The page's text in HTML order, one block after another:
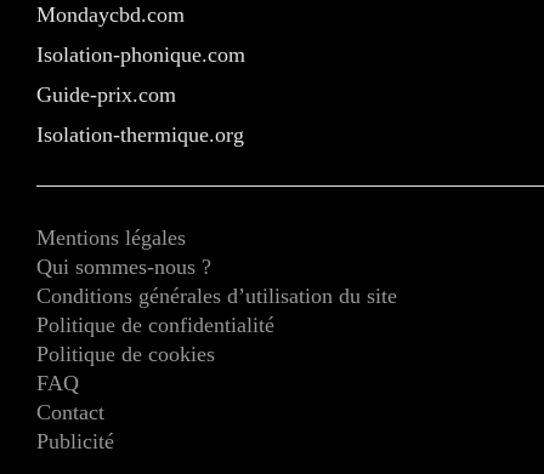
Mondaycbd.com
Isolation-phonique.com
Guide-prix.com
Isolation-thermique.org
Mentions légales
Qui sommes-nous ?
Conditions générales d’utilisation du site
Politique de confidentialité
Politique de cookies
FAQ
Contact
Publicité